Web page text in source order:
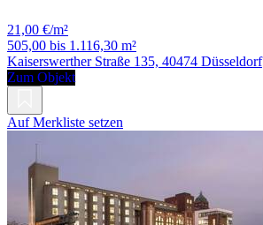
21,00 €/m²
505,00 bis 1.116,30 m²
Kaiserswerther Straße 135, 40474 Düsseldorf
Zum Objekt
Auf Merkliste setzen